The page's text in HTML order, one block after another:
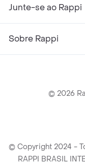
Junte-se ao Rappi
Sobre Rappi
© 2026
© Copyright 2024 -
RAPPI BRASIL